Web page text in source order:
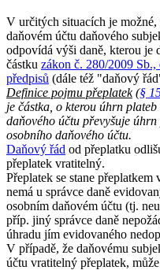
V určitých situacích je možné,
daňovém účtu daňového
odpovídá výši daně, kterou je
částku zákon č. 280/2009
předpisů (dále též "daňový
Definice pojmu přeplatek(§
je částka, o kterou úhrn
daňového účtu převyšuje
osobního daňového účtu.
Daňový řád od přeplatku
přeplatek vratitelný.
Přeplatek se stane
nemá u správce daně
osobním daňovém účtu (tj.
příp. jiný správce daně
úhradu jím evidovaného
V případě, že daňovému
účtu vratitelný přeplatek,